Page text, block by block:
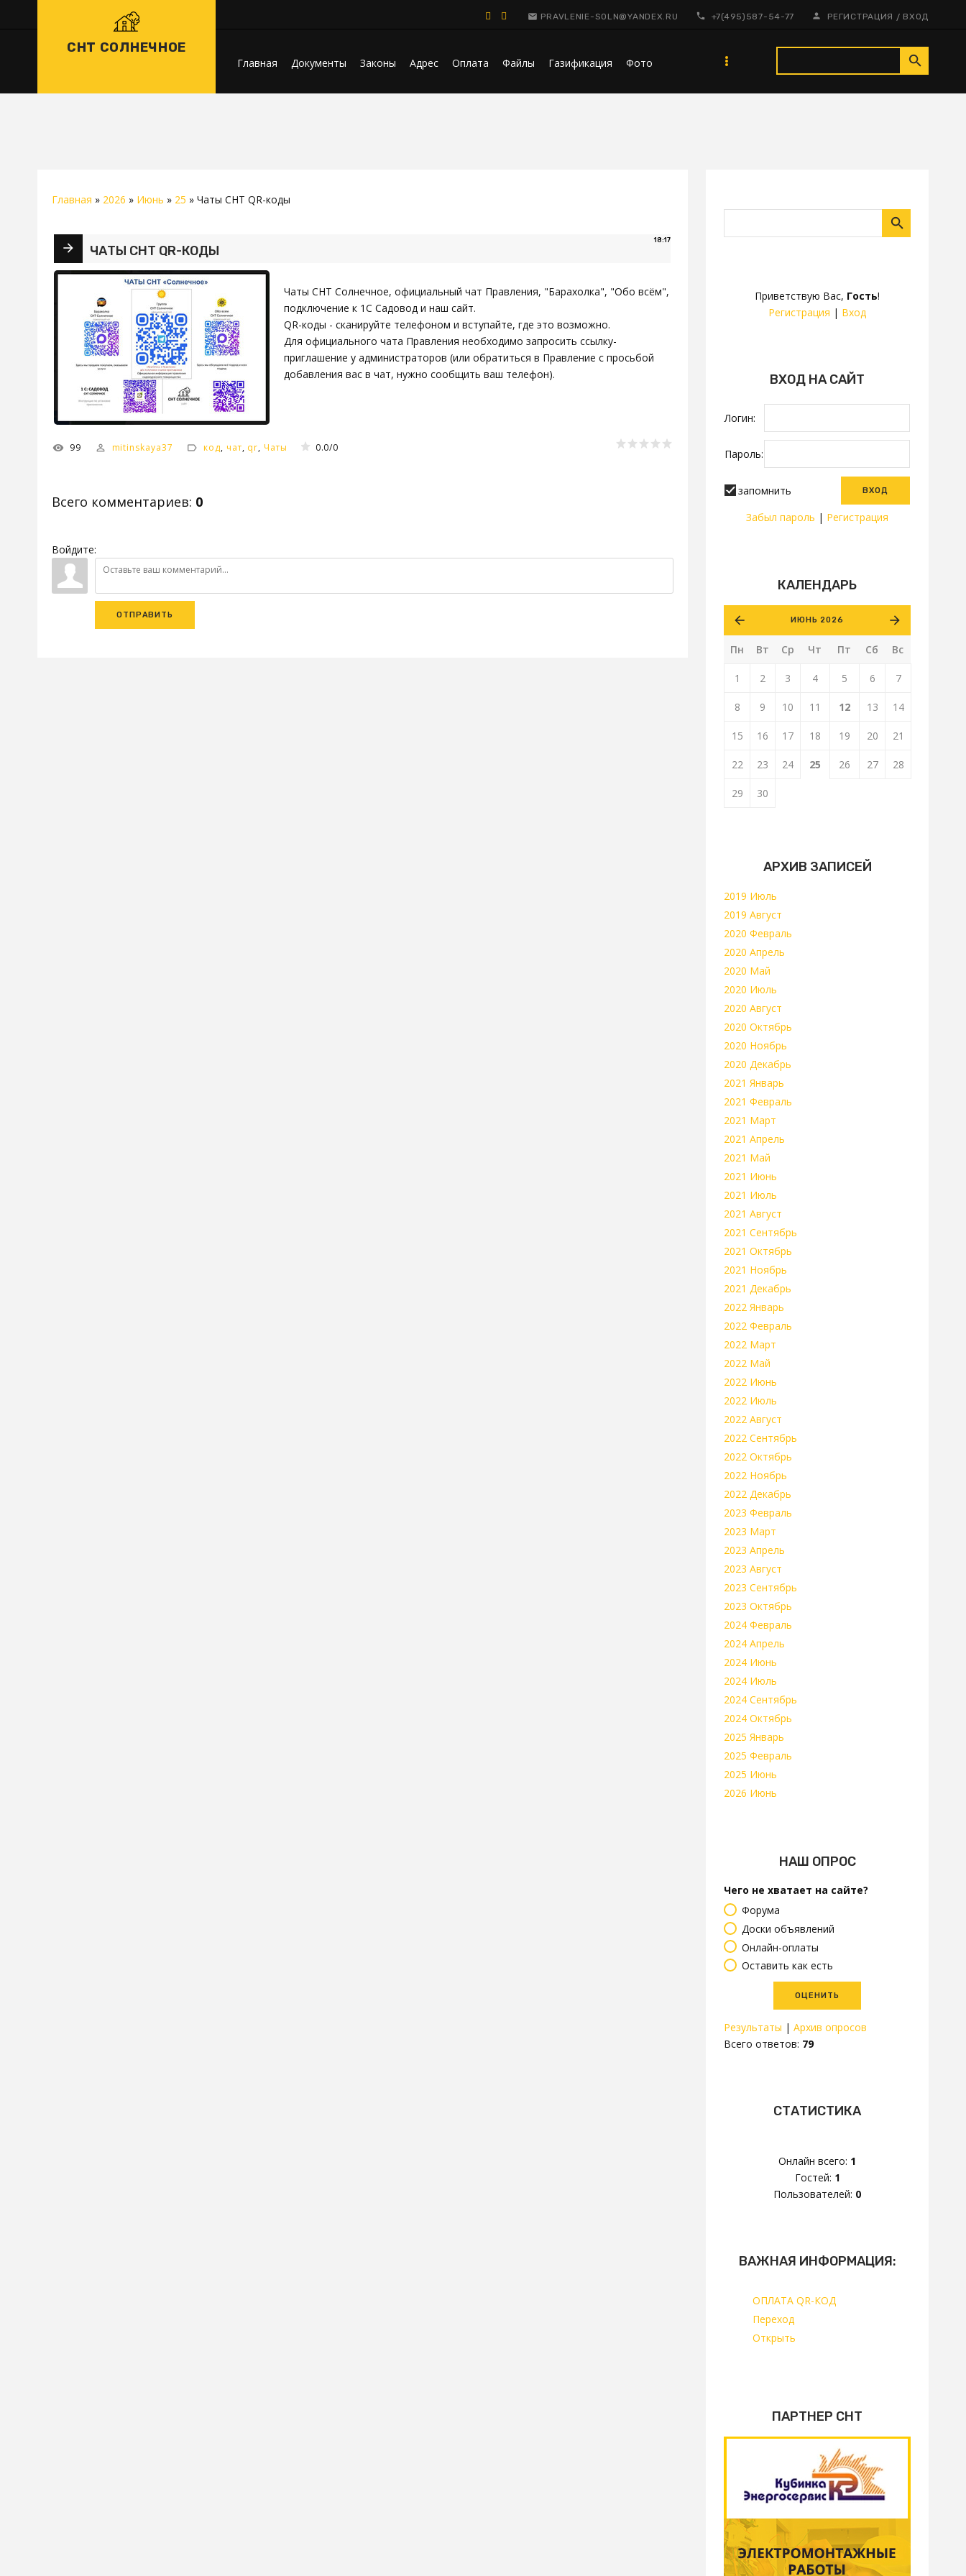
СНТ СОЛНЕЧНОЕ
PRAVLENIE-SOLN@YANDEX.RU +7(495)587-54-77 РЕГИСТРАЦИЯ / ВХОД
Главная Документы Законы Адрес Оплата Файлы Газификация Фото
Приветствую Вас, Гость!
Регистрация | Вход
ВХОД НА САЙТ
Логин:
Пароль:
запомнить
Забыл пароль | Регистрация
КАЛЕНДАРЬ
ИЮНЬ 2026
Пн Вт Ср Чт Пт Сб Вс
1 2 3 4 5 6 7
8 9 10 11 12 13 14
15 16 17 18 19 20 21
22 23 24 25 26 27 28
29 30
АРХИВ ЗАПИСЕЙ
2019 Июль
2019 Август
2020 Февраль
2020 Апрель
2020 Май
2020 Июль
2020 Август
2020 Октябрь
2020 Ноябрь
2020 Декабрь
2021 Январь
2021 Февраль
2021 Март
2021 Апрель
2021 Май
2021 Июнь
2021 Июль
2021 Август
2021 Сентябрь
2021 Октябрь
2021 Ноябрь
2021 Декабрь
2022 Январь
2022 Февраль
2022 Март
2022 Май
2022 Июнь
2022 Июль
2022 Август
2022 Сентябрь
2022 Октябрь
2022 Ноябрь
2022 Декабрь
2023 Февраль
2023 Март
2023 Апрель
2023 Август
2023 Сентябрь
2023 Октябрь
2024 Февраль
2024 Апрель
2024 Июнь
2024 Июль
2024 Сентябрь
2024 Октябрь
2025 Январь
2025 Февраль
2025 Июнь
2026 Июнь
НАШ ОПРОС
Чего не хватает на сайте?
Форума
Доски объявлений
Онлайн-оплаты
Оставить как есть
Результаты | Архив опросов
Всего ответов: 79
СТАТИСТИКА
Онлайн всего: 1
Гостей: 1
Пользователей: 0
ВАЖНАЯ ИНФОРМАЦИЯ:
ОПЛАТА QR-КОД
Переход
Открыть
ПАРТНЕР СНТ
Главная » 2026 » Июнь » 25 » Чаты СНТ QR-коды
18:17
ЧАТЫ СНТ QR-КОДЫ
Чаты СНТ Солнечное, официальный чат Правления, "Барахолка", "Обо всём",
подключение к 1С Садовод и наш сайт.
QR-коды - сканируйте телефоном и вступайте, где это возможно.
Для официального чата Правления необходимо запросить ссылку-
приглашение у администраторов (или обратиться в Правление с просьбой
добавления вас в чат, нужно сообщить ваш телефон).
99 mitinskaya37 код, чат, qr,Чаты 0.0/0
Всего комментариев: 0
Войдите:
ОТПРАВИТЬ